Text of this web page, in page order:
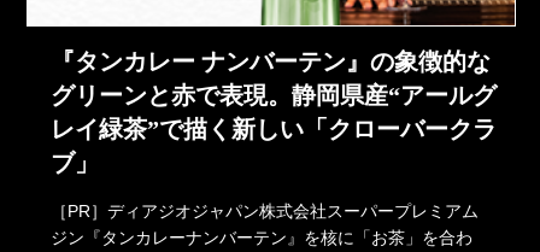
『タンカレー ナンバーテン』の象徴的な
グリーンと赤で表現。静岡県産“アールグ
レイ緑茶”で描く新しい「クローバークラ
ブ」
［PR］ディアジオジャパン株式会社スーパープレミアム
ジン『タンカレーナンバーテン』を核に「お茶」を合わ